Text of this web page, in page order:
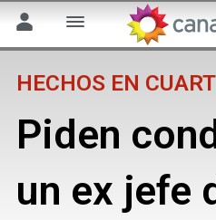
HECHOS EN
Piden
un ex jefe